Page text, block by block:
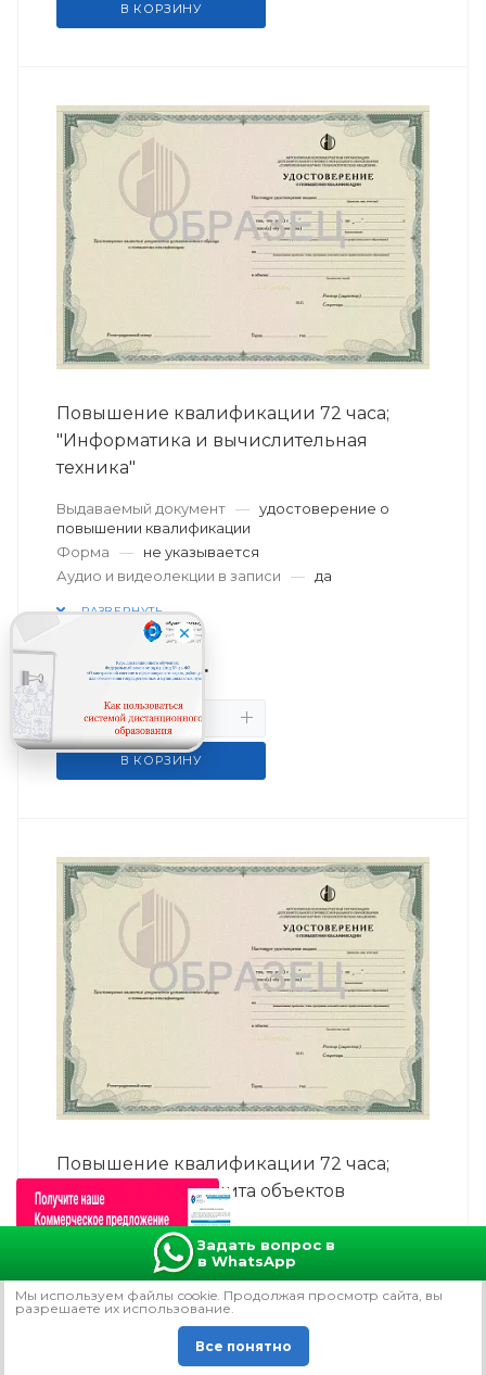
В КОРЗИНУ
Повышение квалификации 72 часа;
"Информатика и вычислительная
техника"
Выдаваемый документ — удостоверение о
повышении квалификации
Форма
—
не указывается
Аудио и видеолекции в записи
— да
РАЗВЕРНУТЬ
6 500руб./чел.
В КОРЗИНУ
Повышение квалификации 72 часа;
"Комплексная защита объектов
информатизации"
Выдаваемый документ — удостоверение о
повышении квалификации
Форма — не указывается
Аудио и видеолекции в записи —
Задать вопрос в
в WhatsApp
Мы используем файлы сookie. Продолжая просмотр сайта, вы
разрешаете их использование.
Все понятно